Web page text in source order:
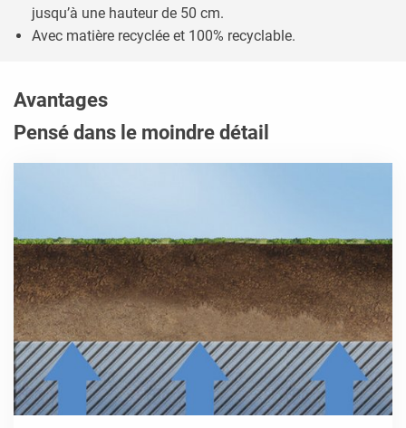
jusqu’à une hauteur de 50 cm.
Avec matière recyclée et 100% recyclable.
Avantages
Pensé dans le moindre détail